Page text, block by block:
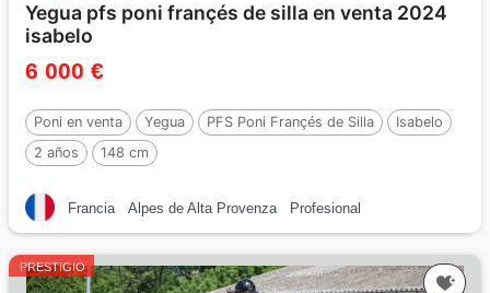
Yegua pfs poni françés de silla en venta 2024
isabelo
6 000 €
Poni en venta Yegua PFS Poni Françés de Silla
Isabelo
2 años
148 cm
Francia Alpes de Alta Provenza Profesional
PRESTIGIO